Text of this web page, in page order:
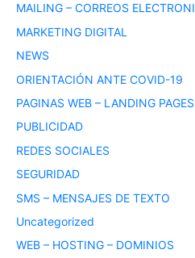
MAILING – CORREOS
MARKETING DIGITAL
NEWS
ORIENTACIÓN ANTE COVID-19
PAGINAS WEB – LANDING PAGES
PUBLICIDAD
REDES SOCIALES
SEGURIDAD
SMS – MENSAJES DE TEXTO
Uncategorized
WEB – HOSTING – DOMINIOS